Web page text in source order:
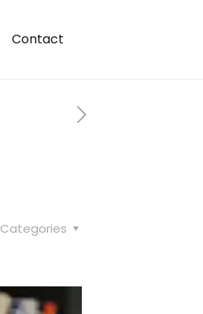
Contact
Categories